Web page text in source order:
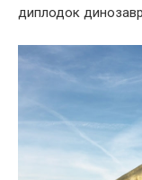
диплодок